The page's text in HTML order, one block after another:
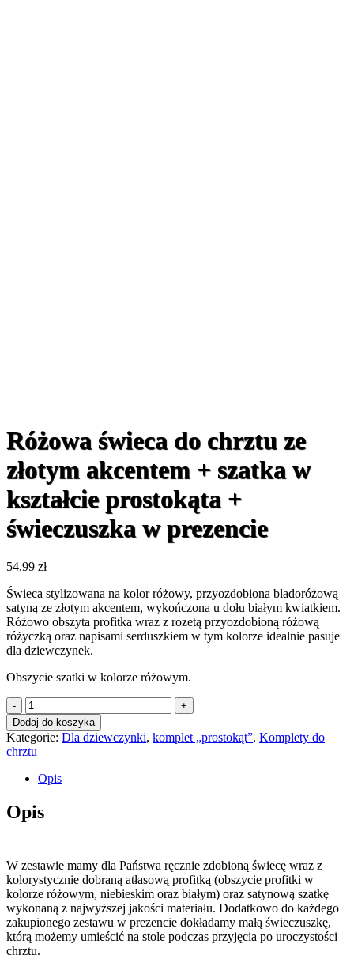
Różowa świeca do chrztu ze
złotym akcentem + szatka w
kształcie prostokąta +
świeczuszka w prezencie
54,99 zł
Świeca stylizowana na kolor różowy, przyozdobiona bladoróżową
satyną ze złotym akcentem, wykończona u dołu białym kwiatkiem.
Różowo obszyta profitka wraz z rozetą przyozdobioną różową
różyczką oraz napisami serduszkiem w tym kolorze idealnie pasuje
dla dziewczynek.
Obszycie szatki w kolorze różowym.
ilość
Różowa
świeca
do
chrztu
ze
złotym
akcentem
+
kształcie
prostokąta
+
świeczuszka
w
prezencie
Dodaj do koszyka
Kategorie: Dla dziewczynki, komplet „prostokąt”, Komplety do
chrztu
Opis
Opis
W zestawie mamy dla Państwa ręcznie zdobioną świecę wraz z
kolorystycznie dobraną atłasową profitką (obszycie profitki w
kolorze różowym, niebieskim oraz białym) oraz satynową szatkę
wykonaną z najwyższej jakości materiału. Dodatkowo do każdego
zakupionego zestawu w prezencie dokładamy małą świeczuszkę,
którą możemy umieścić na stole podczas przyjęcia po uroczystości
chrztu.